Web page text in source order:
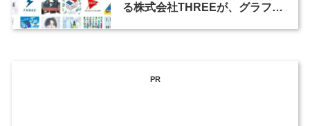
る株式会社THREEが、グラフィ
PR